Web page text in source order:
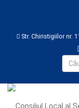
Str. Chiristigiilor nr.